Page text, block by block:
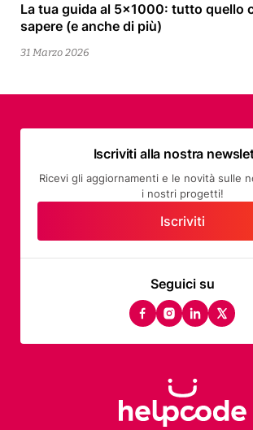
La tua guida al 5×1000: tutto quello
sapere (e anche di più)
31 Marzo 2026
13
Aprile
2026
Seguici su
facebook
instagram
linkedin
twitter
Iscriviti alla nostra
Ricevi gli aggiornamenti e le novità sulle
i nostri progetti!
Iscriviti